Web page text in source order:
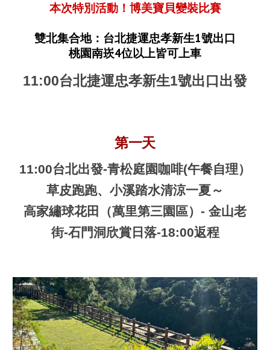
本次特別活動！博美寶貝變裝比賽
雙北集合地：台北捷運忠孝新生1號出口
桃園南崁4位以上皆可上車
11:00台北捷運忠孝新生1號出口出發
第一天
11:00台北出發-青松庭園咖啡(午餐自理）
草皮跑跑、 小溪踏水清涼一夏～
高家繡球花田（萬里第三園區） - 金山老
街-石門洞欣賞日落-18:00返程